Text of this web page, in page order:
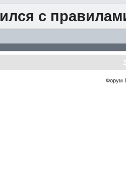
с
Форум